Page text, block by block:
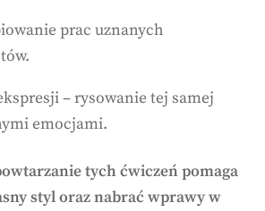
prac uznanych
– rysowanie tej samej
emocjami.
tych ćwiczeń pomaga
styl oraz nabrać wprawy w